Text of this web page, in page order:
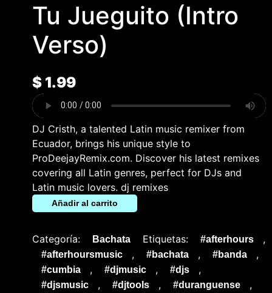
Tu Jueguito (Intro
Verso)
$1.99
DJ Cristh, a talented Latin music remixer from
Ecuador, brings his unique style to
ProDeejayRemix.com. Discover his latest remixes
covering all Latin genres, perfect for DJs and
Latin music lovers. dj remixes
Añadir al carrito
Categoría: Bachata Etiquetas: #afterhours ,
#afterhoursmusic , #bachata , #banda ,
#cumbia , #djmusic , #djs ,
#djsmusic , #djtools , #duranguense ,